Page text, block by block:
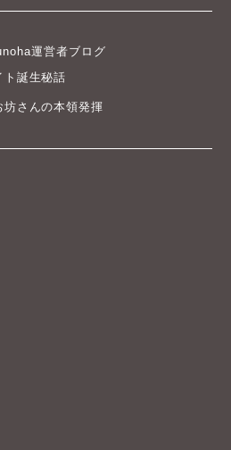
運営者ブログ
ト誕生秘話
さんの本領発揮